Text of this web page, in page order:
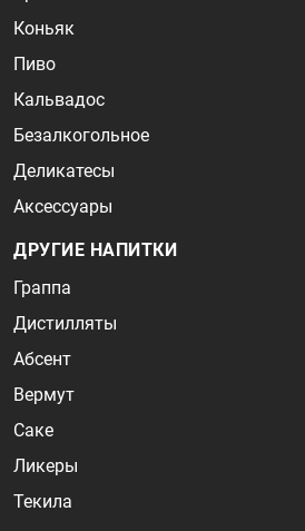
Коньяк
Пиво
Кальвадос
Безалкогольное
Деликатесы
Аксессуары
ДРУГИЕ НАПИТКИ
Граппа
Дистилляты
Абсент
Вермут
Саке
Ликеры
Текила